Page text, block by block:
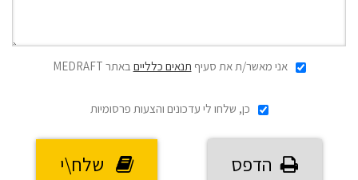
אני מאשר/ת את סעיף תנאים כלליים באתר MEDRAFT
כן, שלחו לי עדכונים והצעות פרסומיות
הדפס שלח\י